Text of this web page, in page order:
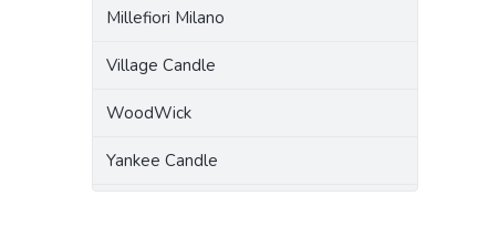
Millefiori Milano
Village Candle
WoodWick
Yankee Candle